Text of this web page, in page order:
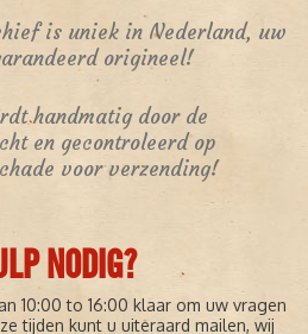
is uniek in Nederland, uw
origineel!
handmatig door de
en gecontroleerd op
voor verzending!
NODIG?
10:00 to 16:00 klaar om uw vragen
tijden kunt u uiteraard mailen, wij